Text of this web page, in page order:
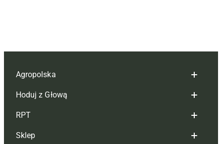
Agropolska
Redakcja
Reklama
Tagi
Hoduj z Głową
Hoduj z głową bydło
Hoduj z głową świnie
RPT
Redakcja
Sklep